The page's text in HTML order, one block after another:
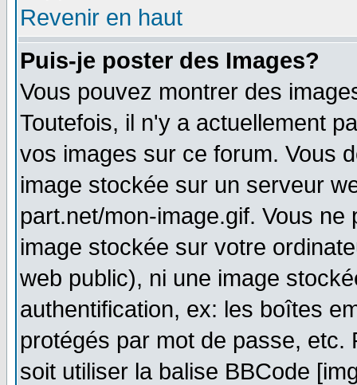
Revenir en haut
Puis-je poster des Images?
Vous pouvez montrer des
Toutefois, il n'y a actuellement
vos images sur ce forum. Vous
image stockée sur un serveur
part.net/mon-image.gif. Vous
image stockée sur votre
web public), ni une image
authentification, ex: les boîtes
protégés par mot de passe,
soit utiliser la balise BBCode